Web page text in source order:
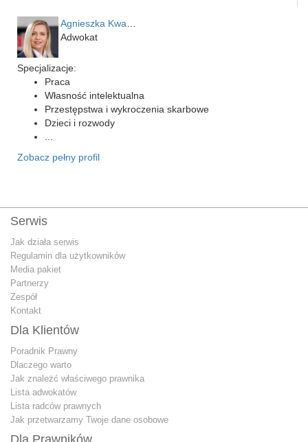
Adwokat
Specjalizacje:
Praca
Własność intelektualna
Przestępstwa i wykroczenia skarbowe
Dzieci i rozwody
Zobacz pełny profil
Serwis
Jak działa serwis
Regulamin dla użytkowników
Media pakiet
Partnerzy
Zespół
Kontakt
Dla Klientów
Poradnik Prawny
Dlaczego warto
Jak znależć właściwego prawnika
Lista adwokatów
Lista radców prawnych
Jak przetwarzamy Twoje dane osobowe
Dla Prawników